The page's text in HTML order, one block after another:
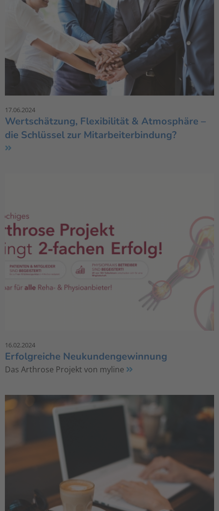
17.06.2024
Wertschätzung, Flexibilität & Atmosphäre –
die Schlüssel zur Mitarbeiterbindung?
16.02.2024
Erfolgreiche Neukundengewinnung
Das Arthrose Projekt von myline